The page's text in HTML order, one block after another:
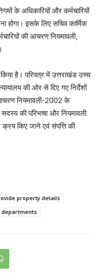
के अधिकारियों और कर्मचारियों
होगा। इसके लिए सचिव कार्मिक
की आचरण नियमावली,
है। परिपत्र में उत्तराखंड उच्च
की ओर से दिए गए निर्देशों
नियमावली-2002 के
की परिभाषा और नियमावली
किए जाने एवं संपत्ति की
property details
departments